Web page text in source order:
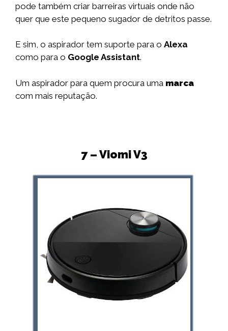
pode também criar barreiras virtuais onde não
quer que este pequeno sugador de detritos passe.
E sim, o aspirador tem suporte para o Alexa
como para o Google Assistant.
Um aspirador para quem procura uma marca
com mais reputação.
7 – Viomi V3